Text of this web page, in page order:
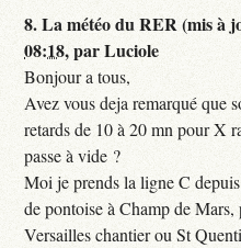
8.La météo du RER (mis à
08:18,parLuciole
Bonjour a tous,
Avez vous deja remarqué que
retards de 10 à 20 mn pour X
passe à vide ?
Moi je prends la ligne C
de pontoise à Champ de
Versailles chantier ou St